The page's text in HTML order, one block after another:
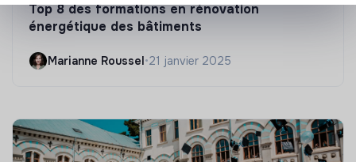
Top 8 des formations en rénovation
énergétique des bâtiments
Marianne Roussel•21 janvier 2025